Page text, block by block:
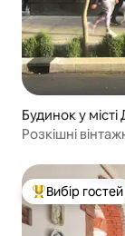
Будинок у
Розкішні
Топ вибір
Вибір гостей